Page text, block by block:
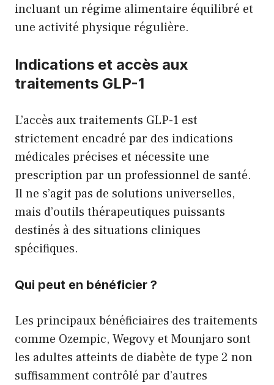
incluant un régime alimentaire équilibré et
une activité physique régulière.
Indications et accès aux
traitements GLP-1
L’accès aux traitements GLP-1 est
strictement encadré par des indications
médicales précises et nécessite une
prescription par un professionnel de santé.
Il ne s’agit pas de solutions universelles,
mais d’outils thérapeutiques puissants
destinés à des situations cliniques
spécifiques.
Qui peut en bénéficier ?
Les principaux bénéficiaires des traitements
comme Ozempic, Wegovy et Mounjaro sont
les adultes atteints de diabète de type 2 non
suffisamment contrôlé par d’autres